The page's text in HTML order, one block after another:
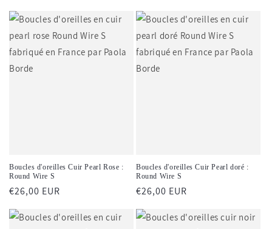
Boucles d'oreilles Cuir Pearl Rose :
Round Wire S
Prix
€26,00 EUR
Boucles d'oreilles Cuir Pearl doré :
Round Wire S
Prix
€26,00 EUR